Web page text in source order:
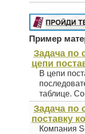
Пример
Задача по
цепи
В цепи
таблице.
Задача по
поставку
Компания